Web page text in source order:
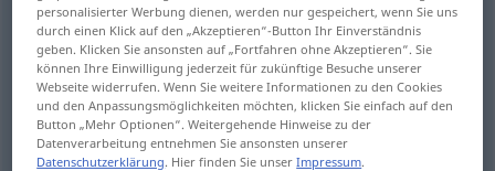
schenken da
reichen da
erteilen da
personalisierter Werbung dienen, werden nur gespeichert, wenn Sie uns
durch einen Klick auf den „Akzeptieren“-Button Ihr Einverständnis
geben. Klicken Sie ansonsten auf „Fortfahren ohne Akzeptieren“. Sie
können Ihre Einwilligung jederzeit für zukünftige Besuche unserer
Webseite widerrufen. Wenn Sie weitere Informationen zu den Cookies
und den Anpassungsmöglichkeiten möchten, klicken Sie einfach auf den
Button „Mehr Optionen“. Weitergehende Hinweise zu der
Datenverarbeitung entnehmen Sie ansonsten unserer
Datenschutzerklärung. Hier finden Sie unserImpressum.